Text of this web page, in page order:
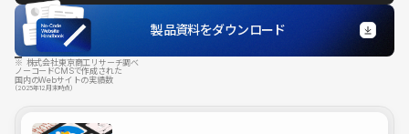
製品資料をダウンロード
※ 株式会社東京商工リサーチ調べ
ノーコードCMSで作成された
国内のWebサイトの実績数
（2025年12月末時点）